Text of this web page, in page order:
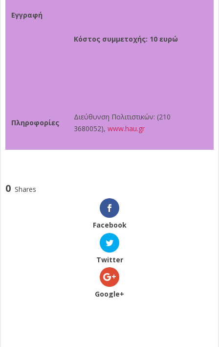
Εγγραφή
Κόστος συμμετοχής: 10 ευρώ
Πληροφορίες
Διεύθυνση Πολιτιστικών: (210
3680052), www.hau.gr
0 Shares
Facebook
Twitter
Google+